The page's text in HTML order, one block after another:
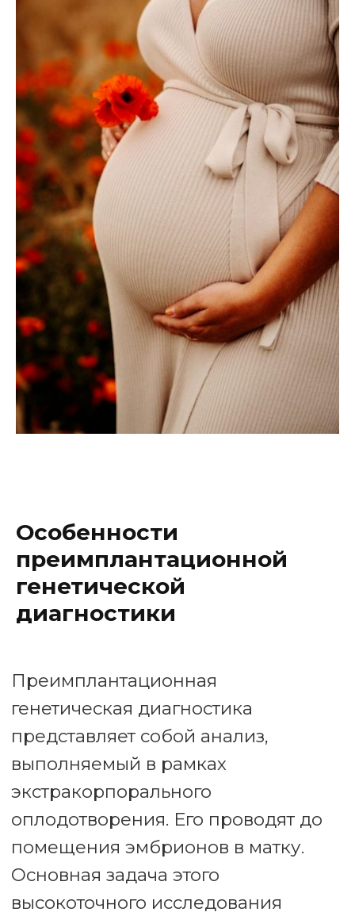
Особенности
преимплантационной
генетической
диагностики
Преимплантационная
генетическая диагностика
представляет собой анализ,
выполняемый в рамках
экстракорпорального
оплодотворения. Его проводят до
помещения эмбрионов в матку.
Основная задача этого
высокоточного исследования
заключается в выявлении
различных наследственных
патологий и отклонений.
Точность и надежность метода NGS
обеспечивают высокий уровень
доверия со стороны специалистов.
Секвенирование следующего
поколения представляет собой
области преимплантационной
диагностики.
Ее суть заключается в определении
точной последовательности ДНК.
Технология обеспечивает высокую